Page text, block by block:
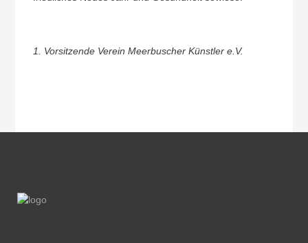
1. Vorsitzende Verein Meerbuscher Künstler e.V.